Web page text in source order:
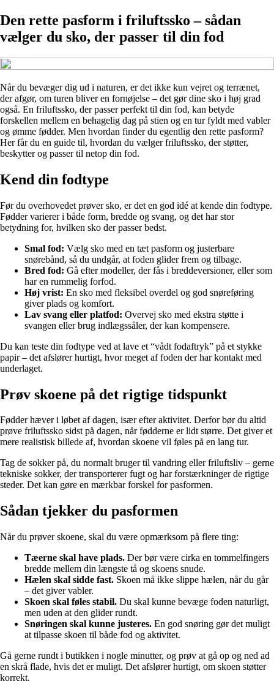
Den rette pasform i friluftssko – sådan
vælger du sko, der passer til din fod
Når du bevæger dig ud i naturen, er det ikke kun vejret og terrænet,
der afgør, om turen bliver en fornøjelse – det gør dine sko i høj grad
også. En friluftssko, der passer perfekt til din fod, kan betyde
forskellen mellem en behagelig dag på stien og en tur fyldt med vabler
og ømme fødder. Men hvordan finder du egentlig den rette pasform?
Her får du en guide til, hvordan du vælger friluftssko, der støtter,
beskytter og passer til netop din fod.
Kend din fodtype
Før du overhovedet prøver sko, er det en god idé at kende din fodtype.
Fødder varierer i både form, bredde og svang, og det har stor
betydning for, hvilken sko der passer bedst.
Smal fod: Vælg sko med en tæt pasform og justerbare
snørebånd, så du undgår, at foden glider frem og tilbage.
Bred fod: Gå efter modeller, der fås i breddeversioner, eller som
har en rummelig forfod.
Høj vrist: En sko med fleksibel overdel og god snøreføring
giver plads og komfort.
Lav svang eller platfod: Overvej sko med ekstra støtte i
svangen eller brug indlægssåler, der kan kompensere.
Du kan teste din fodtype ved at lave et “vådt fodaftryk” på et stykke
papir – det afslører hurtigt, hvor meget af foden der har kontakt med
underlaget.
Prøv skoene på det rigtige tidspunkt
Fødder hæver i løbet af dagen, især efter aktivitet. Derfor bør du altid
prøve friluftssko sidst på dagen, når fødderne er lidt større. Det giver et
mere realistisk billede af, hvordan skoene vil føles på en lang tur.
Tag de sokker på, du normalt bruger til vandring eller friluftsliv – gerne
tekniske sokker, der transporterer fugt og har forstærkninger de rigtige
steder. Det kan gøre en mærkbar forskel for pasformen.
Sådan tjekker du pasformen
Når du prøver skoene, skal du være opmærksom på flere ting:
Tæerne skal have plads. Der bør være cirka en tommelfingers
bredde mellem din længste tå og skoens snude.
Hælen skal sidde fast. Skoen må ikke slippe hælen, når du går
– det giver vabler.
Skoen skal føles stabil. Du skal kunne bevæge foden naturligt,
men uden at den glider rundt.
Snøringen skal kunne justeres. En god snøring gør det muligt
at tilpasse skoen til både fod og aktivitet.
Gå gerne rundt i butikken i nogle minutter, og prøv at gå op og ned ad
en skrå flade, hvis det er muligt. Det afslører hurtigt, om skoen støtter
korrekt.